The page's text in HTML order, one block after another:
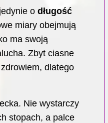
o długość
miary obejmują
ma swoją
Zbyt ciasne
dlatego
Nie wystarczy
stopach, a palce